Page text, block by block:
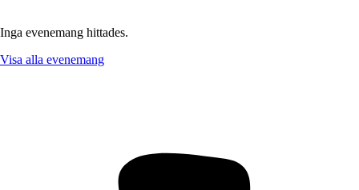
Inga evenemang hittades.
Visa alla evenemang